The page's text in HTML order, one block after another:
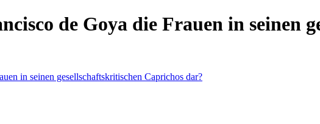
de Goya die Frauen in seinen